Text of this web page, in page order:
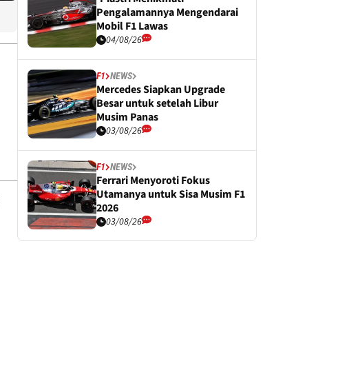
Pengalamannya Mengendarai
Mobil F1 Lawas
04/08/26
F1 NEWS
Mercedes Siapkan Upgrade
Besar untuk setelah Libur
Musim Panas
03/08/26
F1 NEWS
Ferrari Menyoroti Fokus
Utamanya untuk Sisa Musim F1
2026
03/08/26